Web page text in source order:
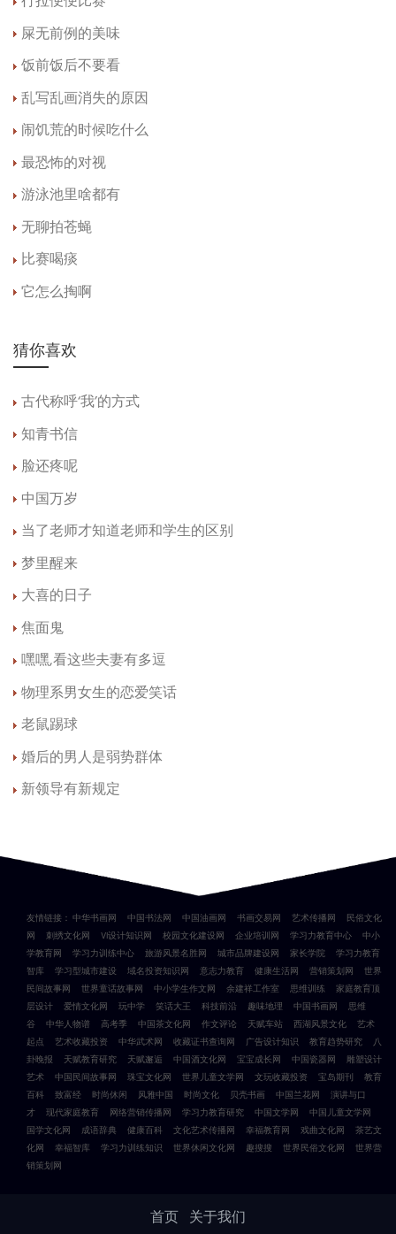
屎无前例的美味
饭前饭后不要看
乱写乱画消失的原因
闹饥荒的时候吃什么
最恐怖的对视
游泳池里啥都有
无聊拍苍蝇
比赛喝痰
它怎么掏啊
猜你喜欢
古代称呼‘我’的方式
知青书信
脸还疼呢
中国万岁
当了老师才知道老师和学生的区别
梦里醒来
大喜的日子
焦面鬼
嘿嘿,看这些夫妻有多逗
物理系男女生的恋爱笑话
老鼠踢球
婚后的男人是弱势群体
新领导有新规定
友情链接： 中华书画网 中国书法网 中国油画网 书画交易网 艺术传播网
民俗文化
网
刺绣文化网 VI设计知识网 校园文化建设网 企业培训网 学习力教育中心
中小
学教育网
学习力训练中心 旅游风景名胜网 城市品牌建设网 家长学院
学习力教育
智库
学习型城市建设 域名投资知识网 意志力教育 健康生活网 营销策划网
世界
民间故事网
世界童话故事网 中小学生作文网 余建祥工作室 思维训练
家庭教育顶
层设计
爱情文化网 玩中学 笑话大王 科技前沿 趣味地理 中国书画网
思维
谷
中华人物谱 高考季 中国茶文化网 作文评论 天赋车站 西湖风景文化
艺术
起点
艺术收藏投资 中华武术网 收藏证书查询网 广告设计知识 教育趋势研究
八
卦晚报
天赋教育研究 天赋邂逅 中国酒文化网 宝宝成长网 中国瓷器网
雕塑设计
艺术
中国民间故事网 珠宝文化网 世界儿童文学网 文玩收藏投资 宝岛期刊
教育
百科
致富经 时尚休闲 风雅中国 时尚文化 贝壳书画 中国兰花网
演讲与口
才
现代家庭教育 网络营销传播网 学习力教育研究 中国文学网
中国儿童文学网
国学文化网
成语辞典 健康百科 文化艺术传播网 幸福教育网 戏曲文化网
茶艺文
化网
幸福智库 学习力训练知识 世界休闲文化网 趣搜搜 世界民俗文化网
世界营
销策划网
首页 关于我们